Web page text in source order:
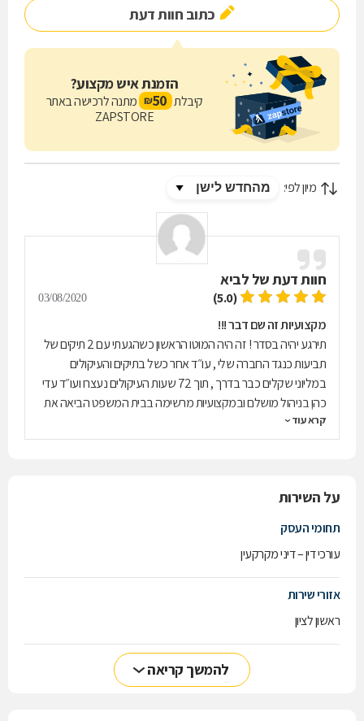
כתוב חוות דעת
הזמנת איש מקצוע?
קיבלת 50
₪ מתנה לרכישה באתר
ZAPSTORE
מיון לפי:
חוות דעת של לביא
(5.0)
03/08/2020
מקצועיות זה שם דבר !!!
תירגע יהיה בסדר ! זה היה המוטו הראשון כשהגעתי עם 2 תיקים של
תביעות כנגד החברה שלי , עו״ד אחר כשל בתיקים והעיקולים
במליוני שקלים כבר בדרך , תוך 72 שעות העיקולים נעצרו ועו״ד עדי
כהן בניהול מושלם ובמקצועיות מרשימה בבית המשפט הביאה את
הצדק למימוש , סופם של התיקים בפיצוי על הוצאות וניצחון מושלם ,
זה הרגע שהחלטתי להעביר את כל הטיפול המשפטי העיסקי והאישי
קרא עוד
על השירות
תחומי העסק
עורכי דין – דיני מקרקעין
אזורי שירות
ראשון לציון
להמשך קריאה